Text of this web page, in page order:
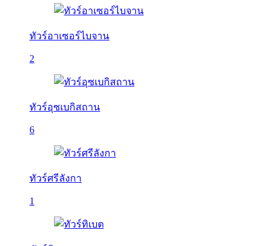
ทัวร์อาเซอร์ไบจาน
2
ทัวร์อุซเบกิสถาน
6
ทัวร์ศรีลังกา
1